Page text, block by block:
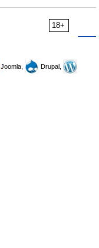
18+
Joomla,
Drupal,